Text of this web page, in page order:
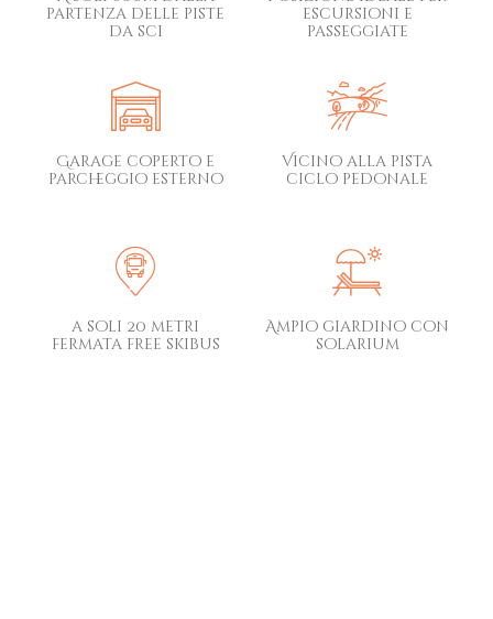
partenza delle piste
da sci
escursioni e
passeggiate
Garage coperto e
parcheggio esterno
Vicino alla pista
ciclo pedonale
a soli 20 metri
fermata free skibus
Ampio giardino con
solarium